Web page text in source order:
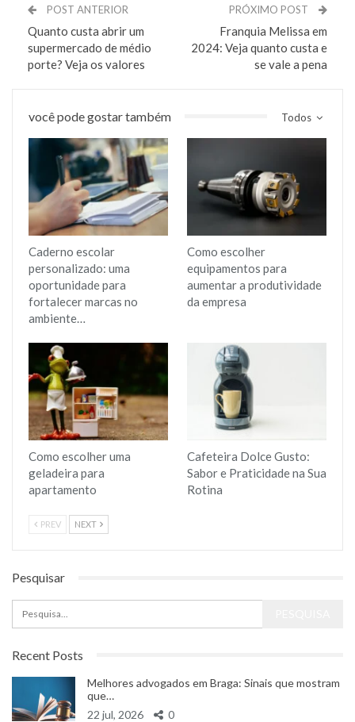
POST ANTERIOR
Quanto custa abrir um
supermercado de médio
porte? Veja os valores
PRÓXIMO POST
Franquia Melissa em
2024: Veja quanto custa e
se vale a pena
Todos
você pode gostar também
Caderno escolar
personalizado: uma
oportunidade para
fortalecer marcas no
ambiente…
Como escolher
equipamentos para
aumentar a produtividade
da empresa
Como escolher uma
geladeira para
apartamento
Cafeteira Dolce Gusto:
Sabor e Praticidade na Sua
Rotina
PREV NEXT
Pesquisar
Recent Posts
Melhores advogados em Braga: Sinais que mostram
que…
22 jul, 2026
0